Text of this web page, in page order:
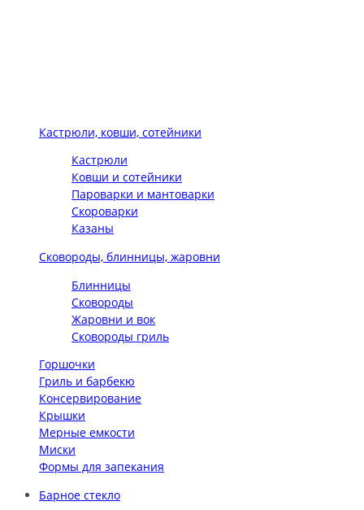
Кастрюли, ковши, сотейники
Кастрюли
Ковши и сотейники
Пароварки и мантоварки
Скороварки
Казаны
Сковороды, блинницы, жаровни
Блинницы
Сковороды
Жаровни и вок
Сковороды гриль
Горшочки
Гриль и барбекю
Консервирование
Крышки
Мерные емкости
Миски
Формы для запекания
Барное стекло